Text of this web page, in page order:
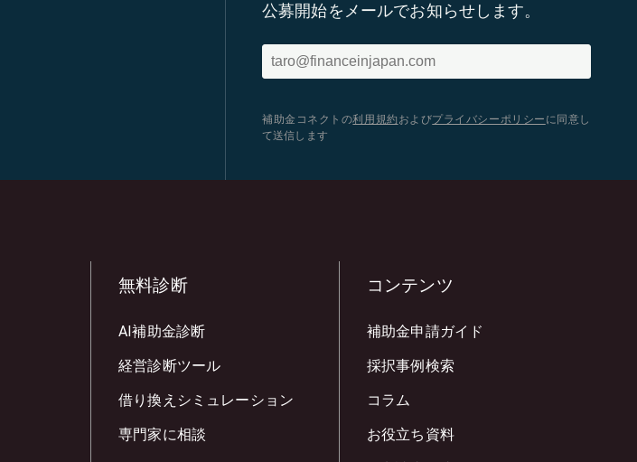
公募開始をメールでお知らせします。
補助金コネクトの利用規約 およびプライバシーポリシー に同意し
て送信します
無料診断
AI補助金診断
経営診断ツール
借り換えシミュレーション
専門家に相談
コンテンツ
補助金申請ガイド
採択事例検索
コラム
お役立ち資料